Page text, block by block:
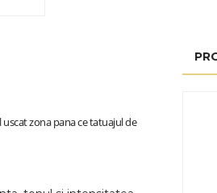
zona pana ce tatuajul de